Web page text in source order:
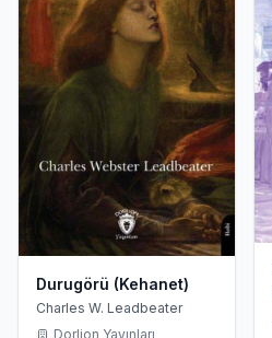
Durugörü (Kehanet)
Charles W. Leadbeater
Dorlion Yayınları